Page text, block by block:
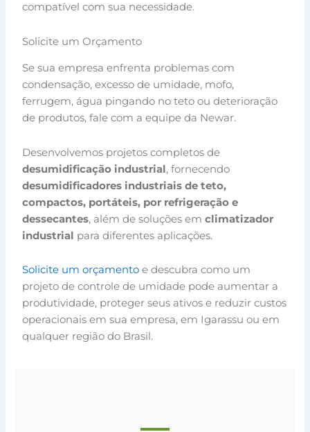
compatível com sua necessidade.
Solicite um Orçamento
Se sua empresa enfrenta problemas com
condensação, excesso de umidade, mofo,
ferrugem, água pingando no teto ou deterioração
de produtos, fale com a equipe da Newar.
Desenvolvemos projetos completos de
desumidificação industrial, fornecendo
desumidificadores industriais de teto,
compactos, portáteis, por refrigeração e
dessecantes, além de soluções emclimatizador
industrial para diferentes aplicações.
Solicite um orçamento e descubra como um
projeto de controle de umidade pode aumentar a
produtividade, proteger seus ativos e reduzir custos
operacionais em sua empresa, em Igarassu ou em
qualquer região do Brasil.